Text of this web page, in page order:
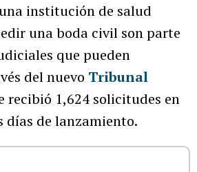
institución de salud
una boda civil son parte
que pueden
del nuevo Tribunal
recibió 1,624 solicitudes en
días de lanzamiento.